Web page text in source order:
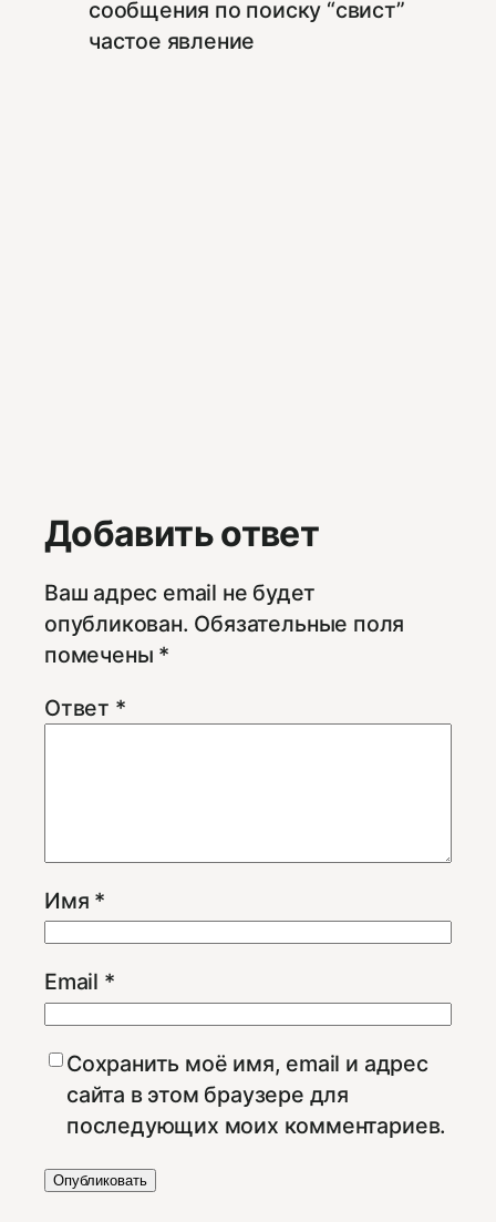
сообщения по поиску “свист”
частое явление
Добавить ответ
Ваш адрес email не будет
опубликован. Обязательные поля
помечены *
Ответ *
Имя *
Email *
Сохранить моё имя, email и адрес
сайта в этом браузере для
последующих моих комментариев.